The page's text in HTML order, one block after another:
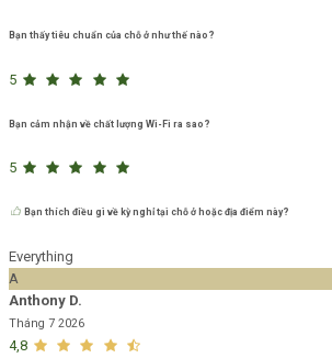
Bạn thấy tiêu chuẩn của chỗ ở như thế nào?
5
Bạn cảm nhận về chất lượng Wi-Fi ra sao?
5
Bạn thích điều gì về kỳ nghỉ tại chỗ ở hoặc địa điểm này?
Everything
A
Anthony D.
Tháng 7 2026
4,8